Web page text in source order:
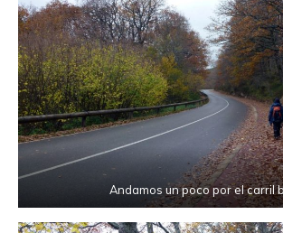
Andamos un poco por el carril